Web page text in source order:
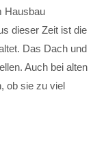
Hausbau
dieser Zeit ist die
Das Dach und
Auch bei alten
ob sie zu viel